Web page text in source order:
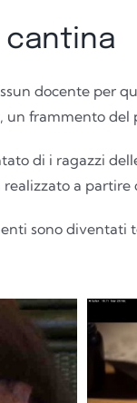
cantina
docente per
frammento del
di i ragazzi
a
sono diventati